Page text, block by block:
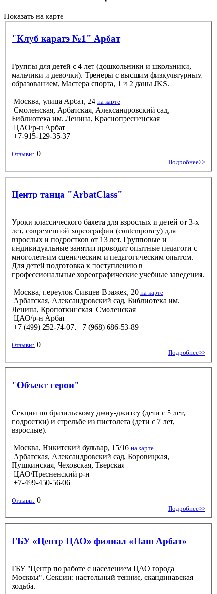
Показать на карте
"Клуб каратэ №1" Арбат
Группы для детей с 4 лет (дошкольники и школьники,
мальчики и девочки). Тренеры с высшим физкультурным
образованием, Мастера спорта, 1 и 2 даны JKS.
Москва, улица Арбат, 24 на карте
Смоленская, Арбатская, Александровский сад,
Библиотека им. Ленина, Краснопресненская
ЦАО/р-н Арбат
+7-915-129-35-37
Отзывы: 0
Подробнее>>
Центр танца "ArbatClass"
Уроки классического балета для взрослых и детей от 3-х
лет, современной хореографии (contemporary) для
взрослых и подростков от 13 лет. Групповые и
индивидуальные занятия проводят опытные педагоги с
многолетним сценическим и педагогическим опытом.
Для детей подготовка к поступлению в
профессиональные хореографические учебные заведения.
Москва, переулок Сивцев Вражек, 20 на карте
Арбатская, Александровский сад, Библиотека им.
Ленина, Кропоткинская, Смоленская
ЦАО/р-н Арбат
+7 (499) 252-74-07, +7 (968) 686-53-89
Отзывы: 0
Подробнее>>
"Объект герои"
Секции по бразильскому джиу-джитсу (дети с 5 лет,
подростки) и стрельбе из пистолета (дети с 7 лет,
взрослые).
Москва, Никитский бульвар, 15/16 на карте
Арбатская, Александровский сад, Боровицкая,
Пушкинская, Чеховская, Тверская
ЦАО/Пресненский р-н
+7-499-450-56-06
Отзывы: 0
Подробнее>>
ГБУ «Центр ЦАО» филиал «Наш Арбат»
ГБУ "Центр по работе с населением ЦАО города
Москвы". Секции: настольный теннис, скандинавская
ходьба.